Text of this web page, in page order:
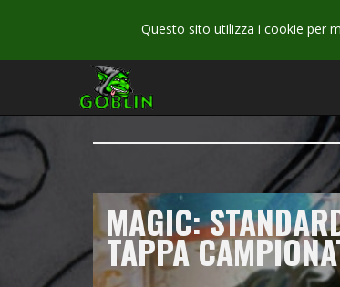
Questo sito utilizza i cookie per
MAGIC:
TAPPA